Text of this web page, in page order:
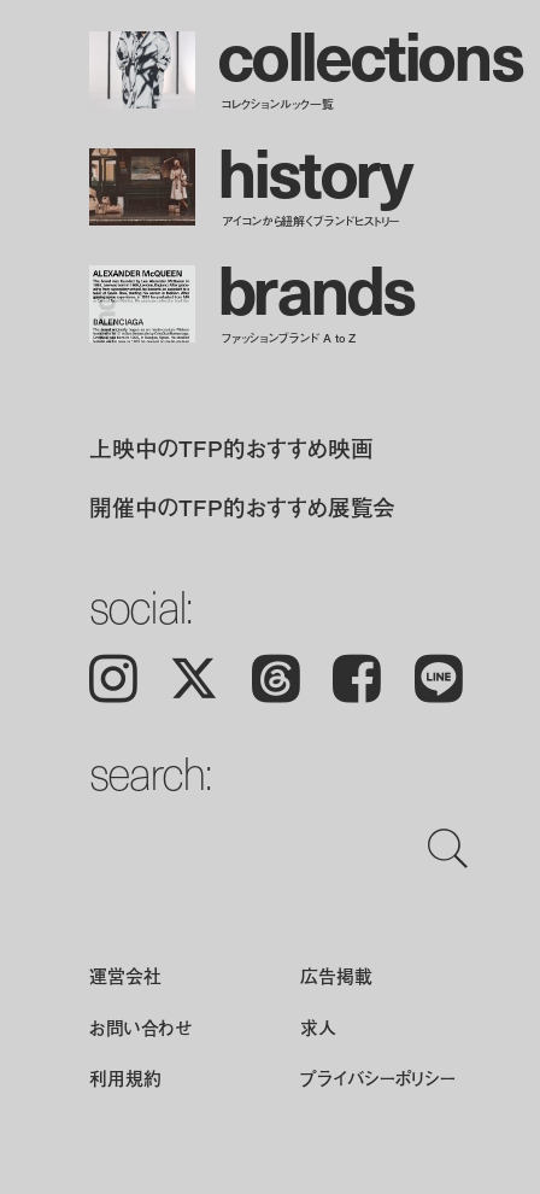
collections
コレクションルック一覧
history
アイコンから紐解くブランドヒストリー
brands
ファッションブランド A to Z
上映中のTFP的おすすめ映画
開催中のTFP的おすすめ展覧会
social:
Instagram 𝕏 Threads Facebook LINE
search:
運営会社
広告掲載
お問い合わせ
求人
利用規約 プライバシーポリシー